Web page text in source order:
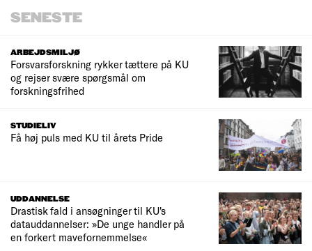
SENESTE
ARBEJDSMILJØ
Forsvarsforskning rykker tættere på KU
og rejser svære spørgsmål om
forskningsfrihed
STUDIELIV
Få høj puls med KU til årets Pride
UDDANNELSE
Drastisk fald i ansøgninger til KU's
datauddannelser: »De unge handler på
en forkert mavefornemmelse«